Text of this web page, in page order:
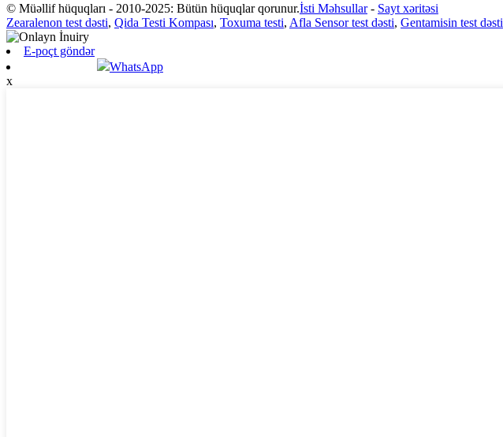
© Müəllif hüquqları - 2010-2025: Bütün hüquqlar qorunur.İsti Məhsullar- Sayt xəritəsi
Zearalenon test dəsti, Qida Testi Kompası, Toxuma testi, Afla Sensor test dəsti, Gentamisin test dəsti
E-poçt göndər
WhatsApp
x